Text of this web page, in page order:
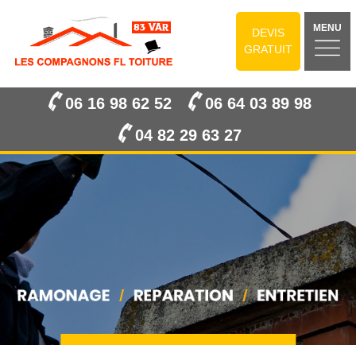
DEVIS
GRATUIT
MENU
06 16 98 62 52
06 64 03 89 98
04 82 29 63 27